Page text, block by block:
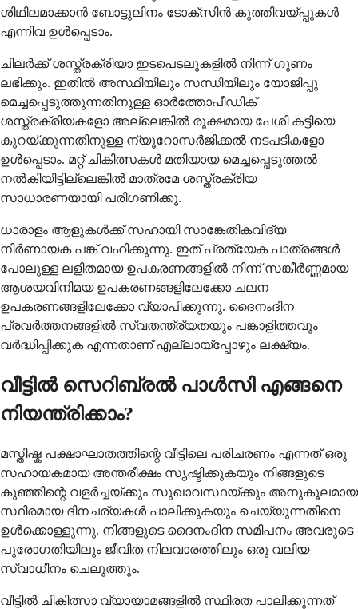
ശിഥിലമാക്കാൻ ബോട്ടുലിനം ടോക്സിൻ കുത്തിവയ്പ്പുകൾ
എന്നിവ ഉൾപ്പെടാം.
ചിലർക്ക് ശസ്ത്രക്രിയാ ഇടപെടലുകളിൽ നിന്ന് ഗുണം
ലഭിക്കും. ഇതിൽ അസ്ഥിയിലും സന്ധിയിലും യോജിപ്പു
മെച്ചപ്പെടുത്തുന്നതിനുള്ള ഓർത്തോപീഡിക്
ശസ്ത്രക്രിയകളോ അല്ലെങ്കിൽ രൂക്ഷമായ പേശി കട്ടിയെ
കുറയ്ക്കുന്നതിനുള്ള ന്യൂറോസർജിക്കൽ നടപടികളോ
ഉൾപ്പെടാം. മറ്റ് ചികിത്സകൾ മതിയായ മെച്ചപ്പെടുത്തൽ
നൽകിയിട്ടില്ലെങ്കിൽ മാത്രമേ ശസ്ത്രക്രിയ
സാധാരണയായി പരിഗണിക്കൂ.
ധാരാളം ആളുകൾക്ക് സഹായി സാങ്കേതികവിദ്യ
നിർണായക പങ്ക് വഹിക്കുന്നു. ഇത് പ്രത്യേക പാത്രങ്ങൾ
പോലുള്ള ലളിതമായ ഉപകരണങ്ങളിൽ നിന്ന് സങ്കീർണ്ണമായ
ആശയവിനിമയ ഉപകരണങ്ങളിലേക്കോ ചലന
ഉപകരണങ്ങളിലേക്കോ വ്യാപിക്കുന്നു. ദൈനംദിന
പ്രവർത്തനങ്ങളിൽ സ്വതന്ത്ര്യതയും പങ്കാളിത്തവും
വർദ്ധിപ്പിക്കുക എന്നതാണ് എല്ലായ്പ്പോഴും ലക്ഷ്യം.
വീട്ടിൽ സെറിബ്രൽ പാൾസി എങ്ങനെ
നിയന്ത്രിക്കാം?
മസ്തിഷ്ക പക്ഷാഘാതത്തിന്റെ വീട്ടിലെ പരിചരണം എന്നത് ഒരു
സഹായകമായ അന്തരീക്ഷം സൃഷ്ടിക്കുകയും നിങ്ങളുടെ
കുഞ്ഞിന്റെ വളർച്ചയ്ക്കും സുഖാവസ്ഥയ്ക്കും അനുകൂലമായ
സ്ഥിരമായ ദിനചര്യകൾ പാലിക്കുകയും ചെയ്യുന്നതിനെ
ഉൾക്കൊള്ളുന്നു. നിങ്ങളുടെ ദൈനംദിന സമീപനം അവരുടെ
പുരോഗതിയിലും ജീവിത നിലവാരത്തിലും ഒരു വലിയ
സ്വാധീനം ചെലുത്തും.
വീട്ടിൽ ചികിത്സാ വ്യായാമങ്ങളിൽ സ്ഥിരത പാലിക്കുന്നത്